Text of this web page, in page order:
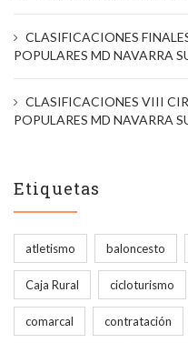
CLASIFICACIONES
POPULARES MD NAVARRA
CLASIFICACIONES VIII
POPULARES MD NAVARRA
Etiquetas
atletismo baloncesto
Caja Rural cicloturismo
comarcal contratación